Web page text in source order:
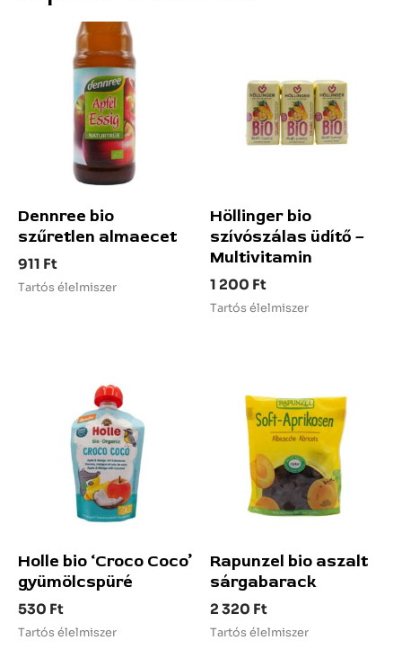
Dennree bio
szűretlen almaecet
911 Ft
Tartós élelmiszer
Höllinger bio
szívószálas üdítő –
Multivitamin
1 200 Ft
Tartós élelmiszer
Holle bio ‘Croco Coco’
gyümölcspüré
530 Ft
Tartós élelmiszer
Rapunzel bio aszalt
sárgabarack
2 320 Ft
Tartós élelmiszer